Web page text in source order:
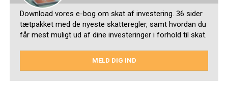
Download vores e-bog om skat af investering. 36 sider
tætpakket med de nyeste skatteregler, samt hvordan du
får mest muligt ud af dine investeringer i forhold til skat.
MELD DIG IND